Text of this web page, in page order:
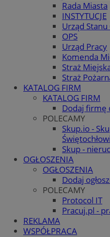
Rada Miasta
INSTYTUCJE
Urząd
OPS
Urząd Pracy
Komenda
Straż
Straż
KATALOG FIRM
KATALOG FIRM
Dodaj firmę
POLECAMY
Skup.io -
Skup -
OGŁOSZENIA
OGŁOSZENIA
Dodaj
POLECAMY
Protocol IT
Pracuj.pl -
REKLAMA
WSPÓŁPRACA